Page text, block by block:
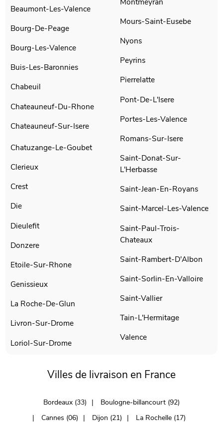
Beaumont-Les-Valence
Bourg-De-Peage
Bourg-Les-Valence
Buis-Les-Baronnies
Chabeuil
Chateauneuf-Du-Rhone
Chateauneuf-Sur-Isere
Chatuzange-Le-Goubet
Clerieux
Crest
Die
Dieulefit
Donzere
Etoile-Sur-Rhone
Genissieux
La Roche-De-Glun
Livron-Sur-Drome
Loriol-Sur-Drome
Mours-Saint-Eusebe
Nyons
Peyrins
Pierrelatte
Pont-De-L'Isere
Portes-Les-Valence
Romans-Sur-Isere
Saint-Donat-Sur-
L'Herbasse
Saint-Jean-En-Royans
Saint-Marcel-Les-Valence
Saint-Paul-Trois-
Chateaux
Saint-Rambert-D'Albon
Saint-Sorlin-En-Valloire
Saint-Vallier
Tain-L'Hermitage
Valence
Villes de livraison en France
Bordeaux (33)
Boulogne-billancourt (92)
Cannes (06)
Dijon (21)
La Rochelle (17)